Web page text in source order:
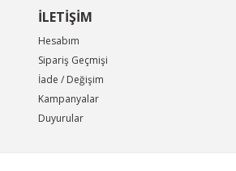
İLETİŞİM
Hesabım
Sipariş Geçmişi
İade / Değişim
Kampanyalar
Duyurular